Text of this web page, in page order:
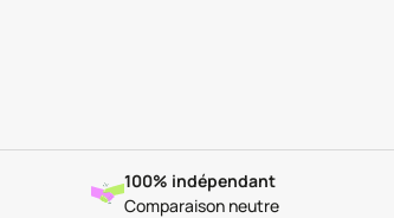
100% indépendant
Comparaison neutre